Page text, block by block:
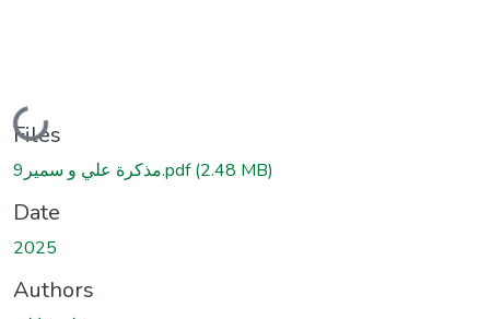
Loading...
Files
مذكرة علي و سمير9.pdf(2.48 MB)
Date
2025
Authors